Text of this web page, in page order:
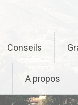
Conseils
A propos